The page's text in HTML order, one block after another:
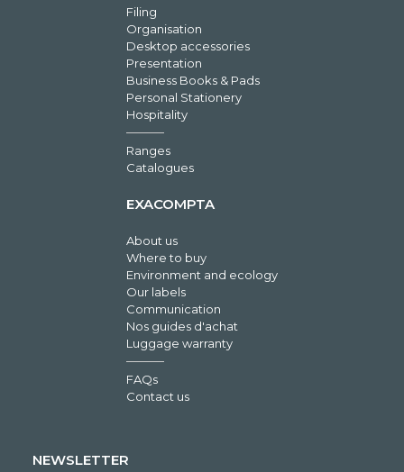
Filing
Organisation
Desktop accessories
Presentation
Business Books & Pads
Personal Stationery
Hospitality
Ranges
Catalogues
EXACOMPTA
About us
Where to buy
Environment and ecology
Our labels
Communication
Nos guides d'achat
Luggage warranty
FAQs
Contact us
NEWSLETTER